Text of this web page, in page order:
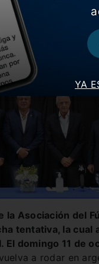
la Asociación del
tentativa, la cual
El domingo 11 de
a rodar en
YA